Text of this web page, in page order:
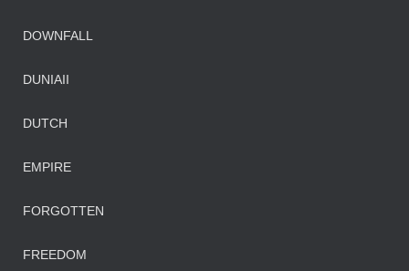
DOWNFALL
DUNIAII
DUTCH
EMPIRE
FORGOTTEN
FREEDOM